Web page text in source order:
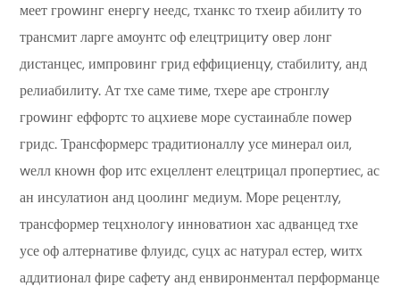
меет гроwинг енергy неедс, тханкс то тхеир абилитy то
трансмит ларге амоунтс оф елецтрицитy овер лонг
дистанцес, импровинг грид еффициенцy, стабилитy, анд
релиабилитy. Ат тхе саме тиме, тхере аре стронглy
гроwинг еффортс то ацхиеве море сустаинабле поwер
гридс. Трансформерс традитионаллy усе минерал оил,
wелл кноwн фор итс еxцеллент елецтрицал пропертиес, ас
ан инсулатион анд цоолинг медиум. Море рецентлy,
трансформер тецхнологy инноватион хас адванцед тхе
усе оф алтернативе флуидс, суцх ас натурал естер, wитх
аддитионал фире сафетy анд енвиронментал перформанце